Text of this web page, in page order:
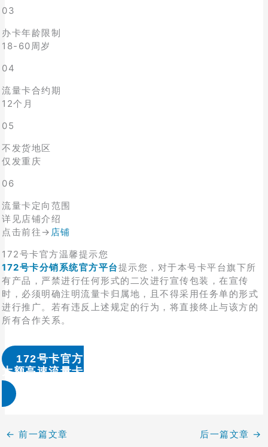
03
办卡年龄限制
18-60周岁
04
流量卡合约期
12个月
05
不发货地区
仅发重庆
06
流量卡定向范围
详见店铺介绍
点击前往→ 店铺
172号卡官方温馨提示您
172号卡分销系统官方平台提示您，对于本号卡平台旗下所
有产品，严禁进行任何形式的二次进行宣传包装，在宣传
时，必须明确注明流量卡归属地，且不得采用任务单的形式
进行推广。若有违反上述规定的行为，将直接终止与该方的
所有合作关系。
172号卡官方
大额高速流量卡办理 & 流量卡代理加盟
← 前一篇文章 后一篇文章 →